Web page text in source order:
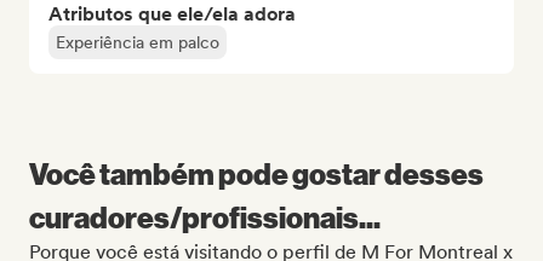
Atributos que ele/ela adora
Experiência em palco
Você também pode gostar desses
curadores/profissionais...
Porque você está visitando o perfil de M For Montreal x